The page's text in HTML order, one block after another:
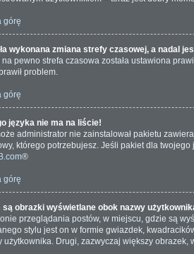
górę
wykonana zmiana strefy czasowej, a nadal
pewno strefa czasowa została ustawiona
problem.
górę
języka nie ma na liście!
administrator nie zainstalował pakietu
którego potrzebujesz. Jeśli pakiet dla
®
górę
są obrazki wyświetlane obok nazwy
przeglądania postów, w miejscu, gdzie są
stylu jest on w formie gwiazdek,
użytkownika. Drugi, zazwyczaj większy